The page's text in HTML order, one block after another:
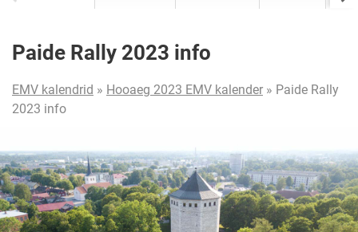
Paide Rally 2023 info
EMV kalendrid » Hooaeg 2023 EMV kalender » Paide Rally
2023 info